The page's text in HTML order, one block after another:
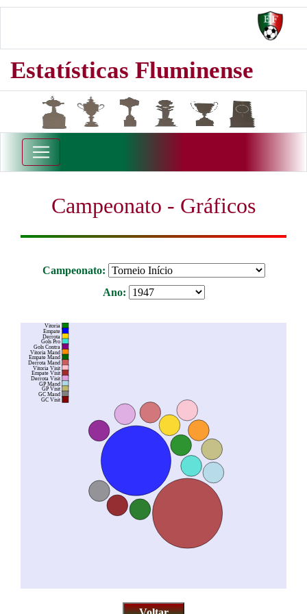
Estatísticas Fluminense
Campeonato - Gráficos
Campeonato:
Ano:
Vitoria
Empate
Derrota
Gols Pro
Gols Contra
Vitoria Mand
Empate Mand
Derrota Mand
Vitoria Visit
Empate Visit
Derrota Visit
GP Mand
GP Visit
GC Mand
GC Visit